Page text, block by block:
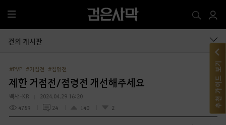
전
체
메
건의 게시판
#PVP #거점전 #점령전
제한 거점전/점령전 개선해주세요
백사-KR
2024.04.29 16:20
4789
24 140 2 추천 가이드 보기